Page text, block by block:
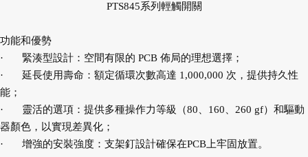
PTS845系列輕觸開關
功能和優勢
·
緊湊型設計：空間有限的 PCB 佈局的理想選擇；
·
延長使用壽命：額定循環次數高達 1,000,000 次，提供持久性
能；
·
靈活的選項：提供多種操作力等級（80、160、260 gf）和驅動
器顏色，以實現差異化；
·
增強的安裝強度：支架釘設計確保在PCB上牢固放置。